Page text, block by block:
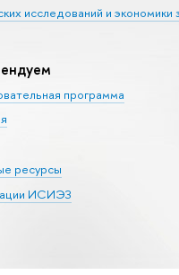
исследований и экономики
программа
ресурсы
ИСИЭЗ